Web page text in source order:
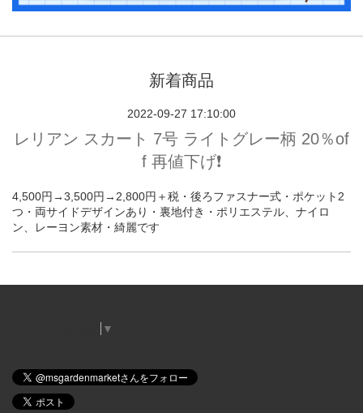
新着商品
2022-09-27 17:10:00
レリアン スカート 7号 ライトグレー柄 20％of
f 再値下げ❗️
4,500円→3,500円→2,800円＋税・後ろファスナー式・ポケット2
つ・両サイドデザインあり・裏地付き・ポリエステル、ナイロ
ン、レーヨン素材・綺麗です
▼